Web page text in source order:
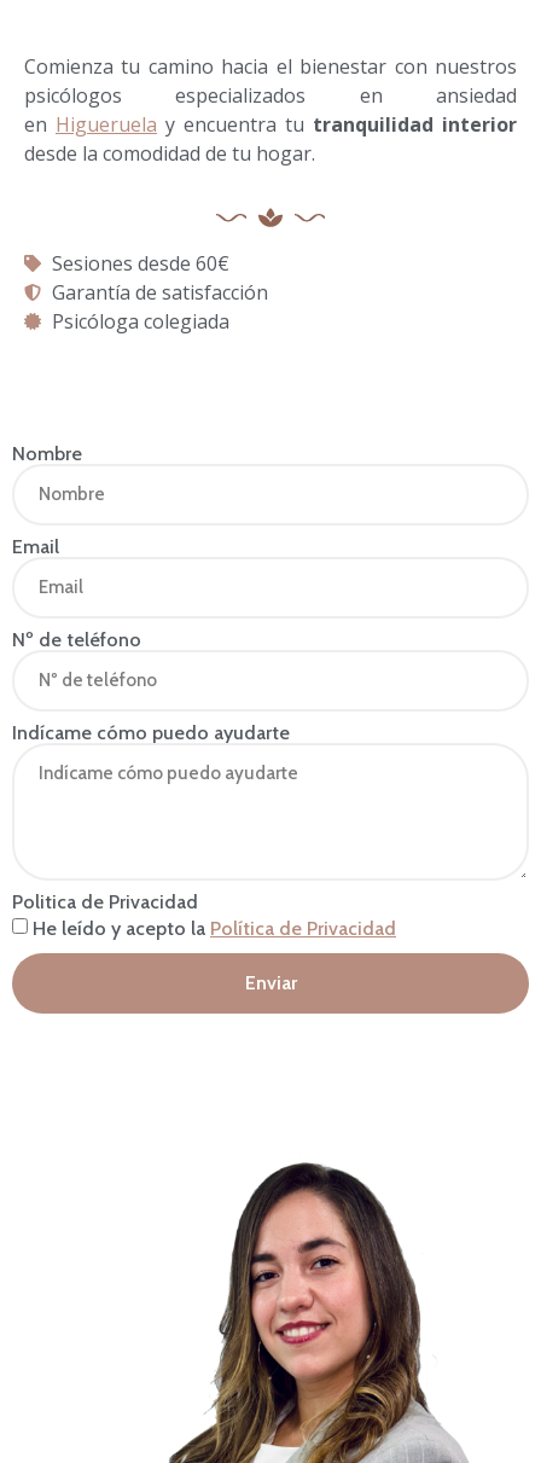
Comienza tu camino hacia el bienestar con nuestros
psicólogos especializados en ansiedad
en Higueruela y encuentra tu tranquilidad interior
desde la comodidad de tu hogar.
Sesiones desde 60€
Garantía de satisfacción
Psicóloga colegiada
Nombre
Email
Nº de teléfono
Indícame cómo puedo ayudarte
Politica de Privacidad
He leído y acepto la Política de Privacidad
Enviar